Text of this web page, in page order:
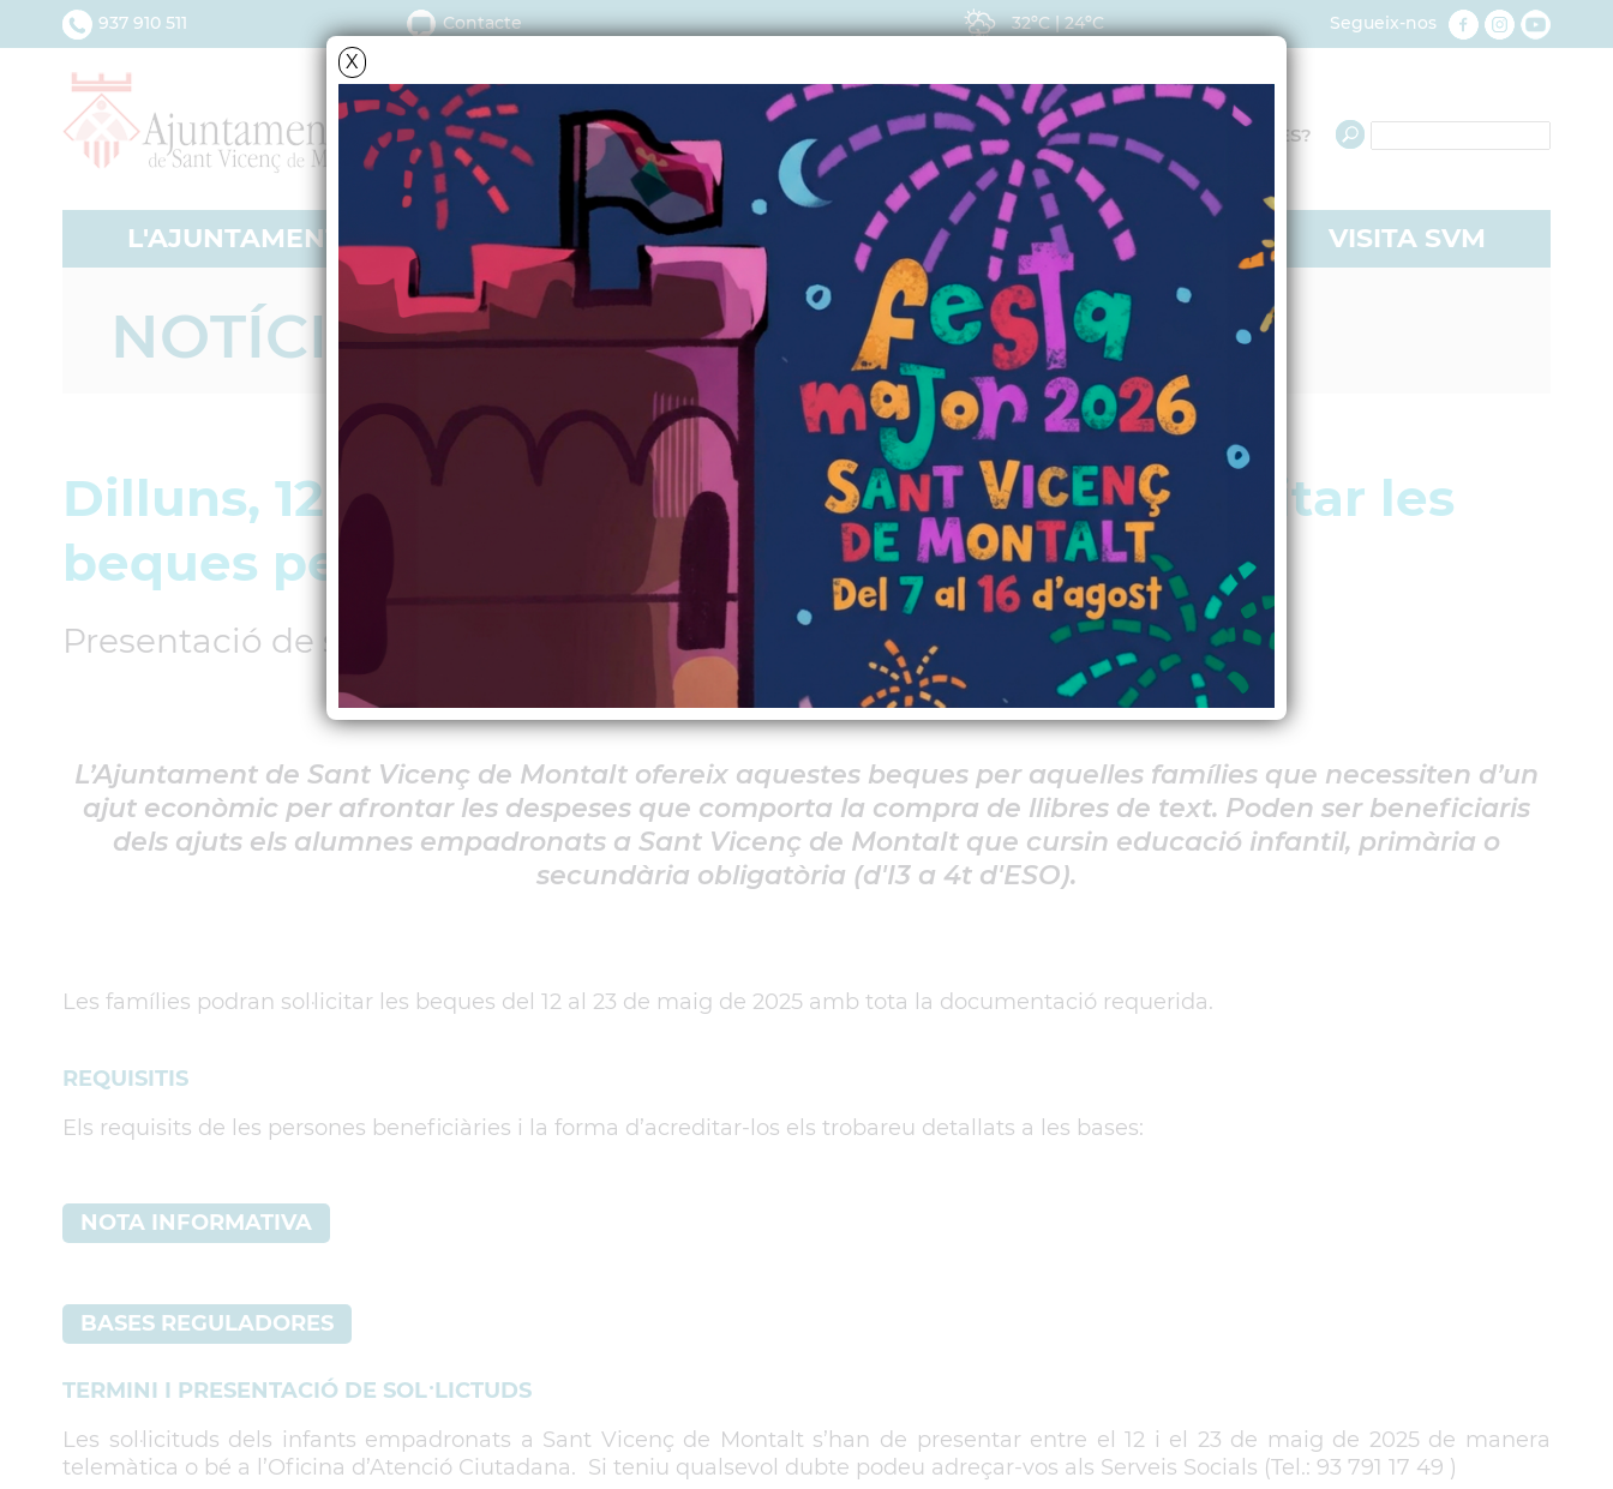
X
L'AJUNTAMENT SERVEIS ACTUALITAT VIURE A SVM VISITA SVM
QUÈ NECESSITES?
937 910 511 Contacte 32ºC|24ºC Segueix-nos
NOTÍCIES - ACTUALITAT
Dilluns, 12 de maig, s'obre el termini per sol·licitar les
beques pels llibres escolars
Presentació de sol·licituds: del 12 al 23 de maig de 2025
L’Ajuntament de Sant Vicenç de Montalt ofereix aquestes beques per aquelles famílies que necessiten d’un
ajut econòmic per afrontar les despeses que comporta la compra de llibres de text. Poden ser beneficiaris
dels ajuts els alumnes empadronats a Sant Vicenç de Montalt que cursin educació infantil, primària o
secundària obligatòria (d'I3 a 4t d'ESO).
Les famílies podran sol·licitar les beques del 12 al 23 de maig de 2025 amb tota la documentació requerida.
REQUISITIS
Els requisits de les persones beneficiàries i la forma d’acreditar-los els trobareu detallats a les bases:
NOTA INFORMATIVA
BASES REGULADORES
TERMINI I PRESENTACIÓ DE SOL·LICTUDS
Les sol·licituds dels infants empadronats a Sant Vicenç de Montalt s’han de presentar entre el 12 i el 23 de maig de 2025 de manera
telemàtica o bé a l’Oficina d’Atenció Ciutadana. Si teniu qualsevol dubte podeu adreçar-vos als Serveis Socials (Tel.: 93 791 17 49 )